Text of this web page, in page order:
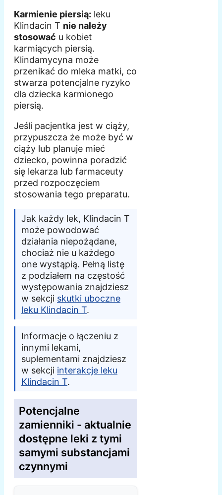
Karmienie piersią: leku
Klindacin T nie należy
stosować u kobiet
karmiących piersią.
Klindamycyna może
przenikać do mleka matki, co
stwarza potencjalne ryzyko
dla dziecka karmionego
piersią.
Jeśli pacjentka jest w ciąży,
przypuszcza że może być w
ciąży lub planuje mieć
dziecko, powinna poradzić
się lekarza lub farmaceuty
przed rozpoczęciem
stosowania tego preparatu.
Jak każdy lek, Klindacin T
może powodować
działania niepożądane,
chociaż nie u każdego
one wystąpią. Pełną listę
z podziałem na częstość
występowania znajdziesz
w sekcji skutki uboczne
leku Klindacin T.
Informacje o łączeniu z
innymi lekami,
suplementami znajdziesz
w sekcji interakcje leku
Klindacin T.
Potencjalne
zamienniki - aktualnie
dostępne leki z tymi
samymi substancjami
czynnymi